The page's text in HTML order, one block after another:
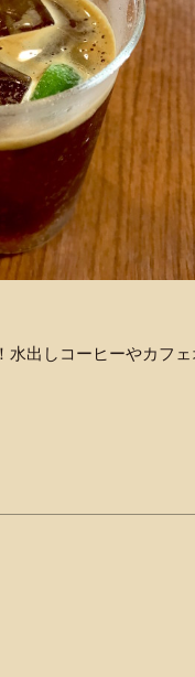
水出しコーヒーやカフ